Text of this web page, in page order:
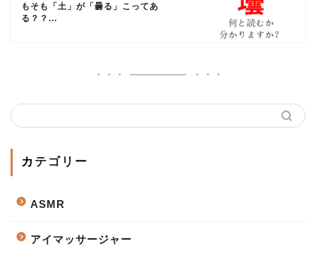
もそも「土」が「曇る」こってあ
る？？...
カテゴリー
ASMR
アイマッサージャー